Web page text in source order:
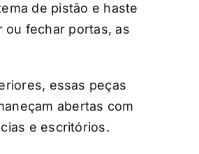
de pistão e haste
ou fechar portas, as
essas peças
abertas com
e escritórios.